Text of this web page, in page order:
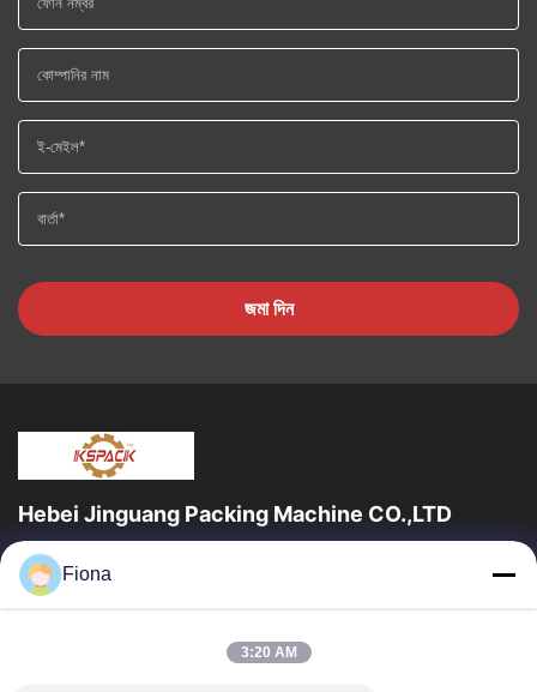
জমা দিন
Hebei Jinguang Packing Machine CO.,LTD
জিনগুয়াং প্যাকিং মেশিন কো লিমিটেড হ'ল একটি পেশাদার professionalেউখেলানযুক্ত
শক্ত কাগজ মুদ্রণ সরঞ্জাম এবং দশ বছরেরও বেশি সময় ধরে শক্ত কাগজ...
দ্রুত লিঙ্ক
পণ্য
Fiona
3:20 AM